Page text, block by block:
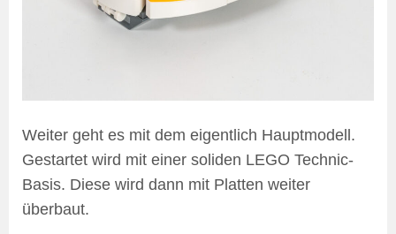
Weiter geht es mit dem eigentlich Hauptmodell.
Gestartet wird mit einer soliden LEGO Technic-
Basis. Diese wird dann mit Platten weiter
überbaut.